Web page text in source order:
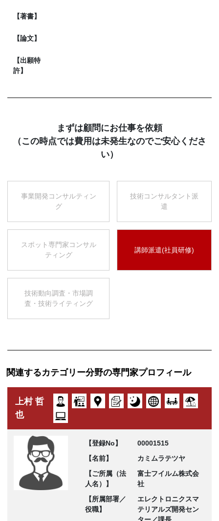
【著書】
【論文】
【出願特
許】
まずは顧問にお仕事を依頼
（この時点では費用は未発生なのでご安心くださ
い）
事業開発コンサルティン
グ
技術コンサルタント派
遣
スポット専門家コンサル
ティング
講師派遣(社員研修)
技術動向調査・市場調
査・技術ライティング
関連するカテゴリー分野の専門家プロフィール
上村 哲
也
【登録No】
00001515
【名前】
カミムラテツヤ
【ご所属（法
人名）】
富士フイルム株式会
社
【所属部署／
役職】
エレクトロニクスマ
テリアルズ開発セン
ター／課長